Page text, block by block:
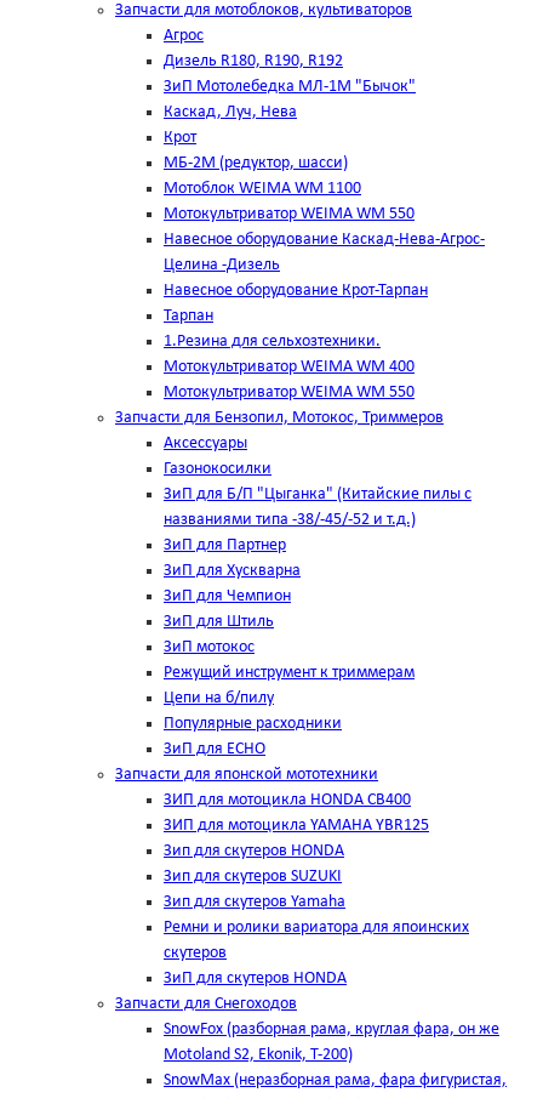
Запчасти для мотоблоков, культиваторов
Агрос
Дизель R180, R190, R192
ЗиП Мотолебедка МЛ-1М "Бычок"
Каскад, Луч, Нева
Крот
МБ-2М (редуктор, шасси)
Мотоблок WEIMA WM 1100
Мотокультриватор WEIMA WM 550
Навесное оборудование Каскад-Нева-Агрос-
Целина -Дизель
Навесное оборудование Крот-Тарпан
Тарпан
1.Резина для сельхозтехники.
Мотокультриватор WEIMA WM 400
Мотокультриватор WEIMA WM 550
Запчасти для Бензопил, Мотокос, Триммеров
Аксессуары
Газонокосилки
ЗиП для Б/П "Цыганка" (Китайские пилы с
названиями типа -38/-45/-52 и т.д.)
ЗиП для Партнер
ЗиП для Хускварна
ЗиП для Чемпион
ЗиП для Штиль
ЗиП мотокос
Режущий инструмент к триммерам
Цепи на б/пилу
Популярные расходники
ЗиП для ЕСНО
Запчасти для японской мототехники
ЗИП для мотоцикла HONDA CB400
ЗИП для мотоцикла YAMAHA YBR125
Зип для скутеров HONDA
Зип для скутеров SUZUKI
Зип для скутеров Yamaha
Ремни и ролики вариатора для япоинских
скутеров
ЗиП для скутеров HONDA
Запчасти для Снегоходов
SnowFox (разборная рама, круглая фара, он же
Motoland S2, Ekonik, T-200)
SnowMax (неразборная рама, фара фигуристая,